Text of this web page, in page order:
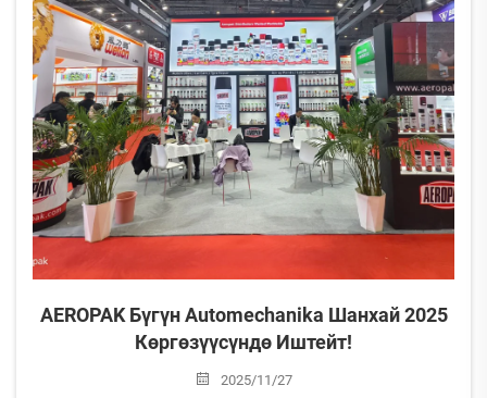
AEROPAK Бүгүн Automechanika Шанхай 2025
Көргөзүүсүндө Иштейт!
2025/11/27